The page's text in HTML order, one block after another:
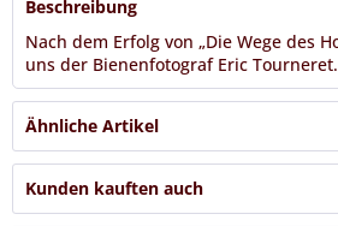
Beschreibung
Nach dem Erfolg von „Die Wege des
uns der Bienenfotograf Eric
Ähnliche Artikel
Kunden kauften auch